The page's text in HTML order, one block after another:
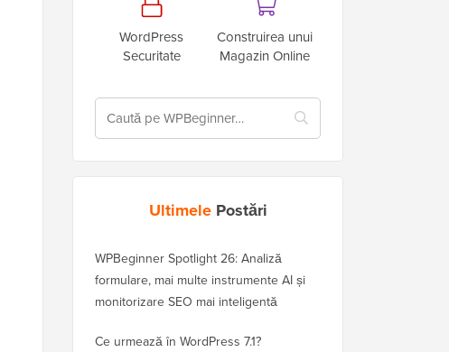
WordPress
Securitate
Construirea unui
Magazin Online
UltimelePostări
WPBeginner Spotlight 26: Analiză
formulare, mai multe instrumente AI și
monitorizare SEO mai inteligentă
Ce urmează în WordPress 7.1?